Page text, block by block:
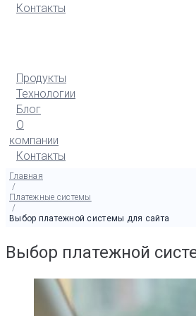
Контакты
Продукты
Технологии
Блог
О
компании
Контакты
Главная
/
Платежные системы
/
Выбор платежной системы для сайта
Выбор платежной